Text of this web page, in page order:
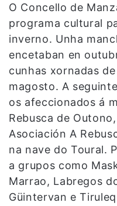
O Concello de
programa cultural
inverno. Unha
encetaban en
cunhas xornadas
magosto. A
os afeccionados á
Rebusca de
Asociación A
na nave do Toural.
a grupos como
Marrao, Labregos
Güintervan e